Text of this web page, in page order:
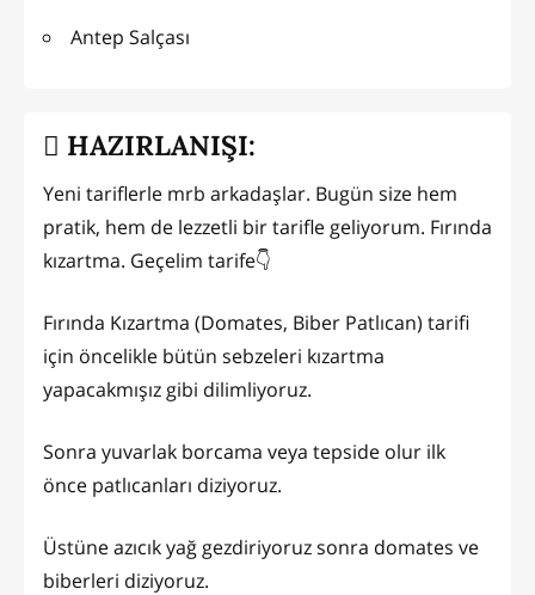
Antep Salçası
HAZIRLANIŞI:
Yeni tariflerle mrb arkadaşlar. Bugün size hem
pratik, hem de lezzetli bir tarifle geliyorum. Fırında
kızartma. Geçelim tarife👇
Fırında Kızartma (Domates, Biber Patlıcan) tarifi
için öncelikle bütün sebzeleri kızartma
yapacakmışız gibi dilimliyoruz.
Sonra yuvarlak borcama veya tepside olur ilk
önce patlıcanları diziyoruz.
Üstüne azıcık yağ gezdiriyoruz sonra domates ve
biberleri diziyoruz.